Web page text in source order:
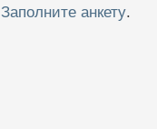
Заполните анкету.